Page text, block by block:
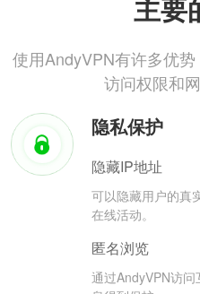
主要
使用AndyVPN有许多优势
访问权限和
隐私保护
隐藏IP地址
可以隐藏用户的真
在线活动。
匿名浏览
通过AndyVPN访